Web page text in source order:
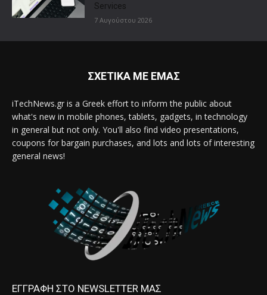
Services
7 Αυγούστου 2026
ΣΧΕΤΙΚΑ ΜΕ ΕΜΑΣ
iTechNews.gr is a Greek effort to inform the public about
what's new in mobile phones, tablets, gadgets, in technology
in general but not only. You'll also find video presentations,
coupons for bargain purchases, and lots and lots of interesting
general news!
ΕΓΓΡΑΦΗ ΣΤΟ NEWSLETTER ΜΑΣ